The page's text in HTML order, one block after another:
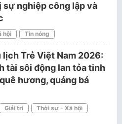
sự nghiệp công lập và
hội Tin nóng
lịch Trẻ Việt Nam 2026:
tài sôi động lan tỏa tinh
hương, quảng bá
Giải trí
Thời sự - Xã hội